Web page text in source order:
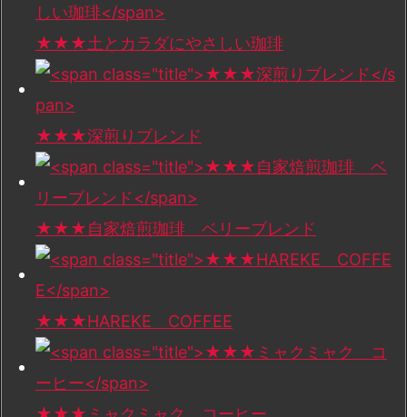
★★★土とカラダにやさしい珈琲
★★★深煎りブレンド
★★★自家焙煎珈琲 ベリーブレンド
★★★HAREKE COFFEE